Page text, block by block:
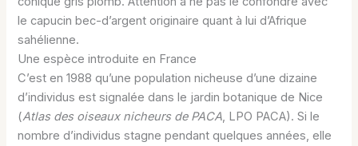
le capucin bec-d’argent originaire quant à lui d’Afrique
sahélienne.
Une espèce introduite en France
C’est en 1988 qu’une population nicheuse d’une dizaine
d’individus est signalée dans le jardin botanique de Nice
(Atlas des oiseaux nicheurs de PACA, LPO PACA). Si le
nombre d’individus stagne pendant quelques années, elle